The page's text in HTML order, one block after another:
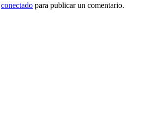
conectado para publicar un comentario.